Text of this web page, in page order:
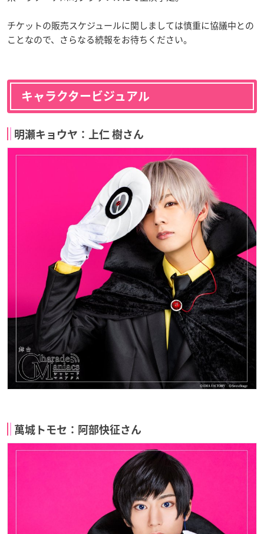
チケットの販売スケジュールに関しましては慎重に協議中との
ことなので、さらなる続報をお待ちください。
キャラクタービジュアル
明瀬キョウヤ：上仁 樹さん
萬城トモセ：阿部快征さん